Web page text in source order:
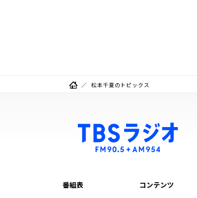
松本千夏のトピックス
番組表
コンテンツ